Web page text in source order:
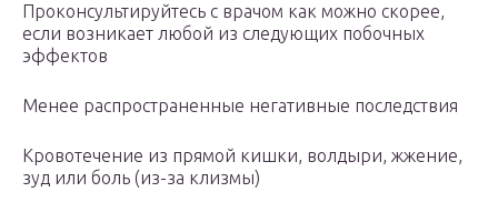
Проконсультируйтесь с врачом как можно скорее,
если возникает любой из следующих побочных
эффектов
Менее распространенные негативные последствия
Кровотечение из прямой кишки, волдыри, жжение,
зуд или боль (из-за клизмы)